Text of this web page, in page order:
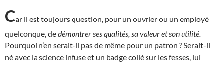
Car il est toujours question, pour un ouvrier ou un employé
quelconque, dedémontrer ses qualités, sa valeur et son utilité.
Pourquoi n’en serait-il pas de même pour un patron ? Serait-il
né avec la science infuse et un badge collé sur les fesses, lui